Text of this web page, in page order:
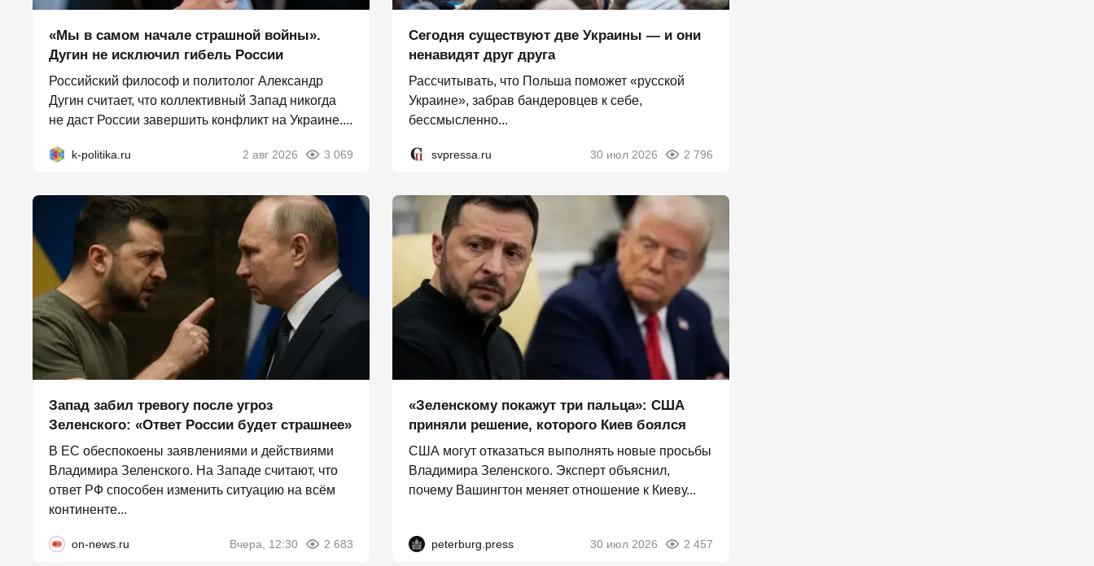
«Мы в самом начале страшной войны».
Дугин не исключил гибель России
Российский философ и политолог Александр
Дугин считает, что коллективный Запад никогда
не даст России завершить конфликт на Украине....
k-politika.ru 2 авг 2026 3 069
Сегодня существуют две Украины — и они
ненавидят друг друга
Рассчитывать, что Польша поможет «русской
Украине», забрав бандеровцев к себе,
бессмысленно...
svpressa.ru 30 июл 2026 2 796
Запад забил тревогу после угроз
Зеленского: «Ответ России будет страшнее»
В ЕС обеспокоены заявлениями и действиями
Владимира Зеленского. На Западе считают, что
ответ РФ способен изменить ситуацию на всём
континенте...
on-news.ru Вчера, 12:30 2 683
«Зеленскому покажут три пальца»: США
приняли решение, которого Киев боялся
США могут отказаться выполнять новые просьбы
Владимира Зеленского. Эксперт объяснил,
почему Вашингтон меняет отношение к Киеву...
peterburg.press 30 июл 2026 2 457